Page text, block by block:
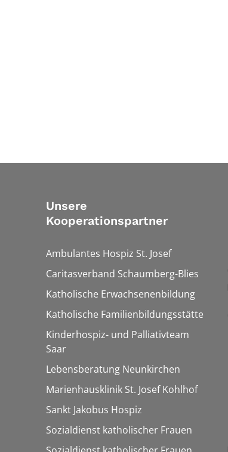
Unsere
Kooperationspartner
Ambulantes Hospiz St. Josef
Caritasverband Schaumberg-Blies
Katholische Erwachsenenbildung
Katholische Familienbildungsstätte
Kinderhospiz- und Palliativteam
Saar
Lebensberatung Neunkirchen
Marienhausklinik St. Josef Kohlhof
Sankt Jakobus Hospiz
Sozialdienst katholischer Frauen